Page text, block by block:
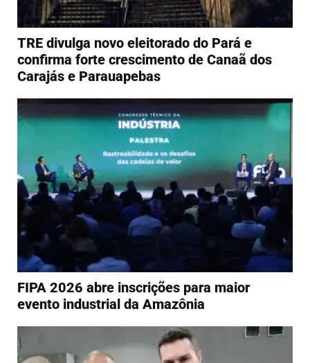
TRE divulga novo eleitorado do Pará e
confirma forte crescimento de Canaã dos
Carajás e Parauapebas
FIPA 2026 abre inscrições para maior
evento industrial da Amazônia